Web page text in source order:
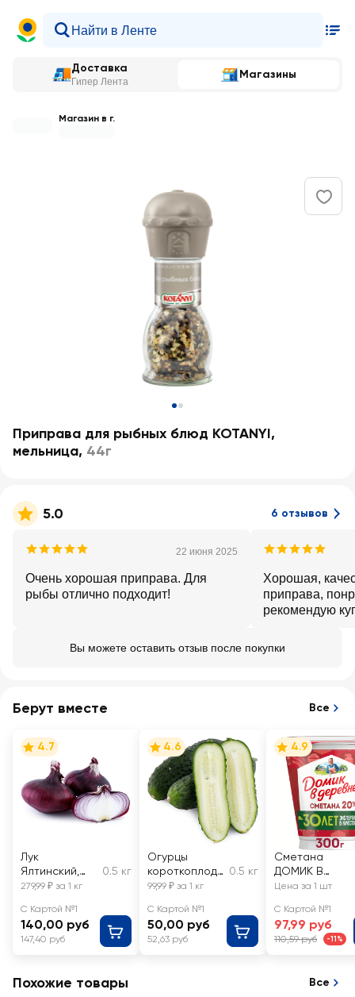
Доставка
Гипер Лента
Магазины
Магазин в г.
Приправа для рыбных блюд KOTANYI,
мельница, 44г
5.0 6 отзывов
22 июня 2025
Очень хорошая приправа. Для
рыбы отлично подходит!
Хорошая,
приправа,
рекомендую
Вы можете оставить отзыв после покупки
Берут вместе Все
4.7
Лук
Ялтинский,
весовой
0.5 кг
279,99 ₽ за 1 кг
С Картой №1
140,00 руб
147,40 руб
4.6
Огурцы
короткоплодн
ые грунтовые,
0.5 кг
99,99 ₽ за 1 кг
С Картой №1
50,00 руб
52,63 руб
4.9
Сметана
ДОМИК В
ДЕРЕВНЕ 20%,
Цена за 1 шт
С Картой №1
97,99 руб
110,59 руб -11%
Похожие товары Все